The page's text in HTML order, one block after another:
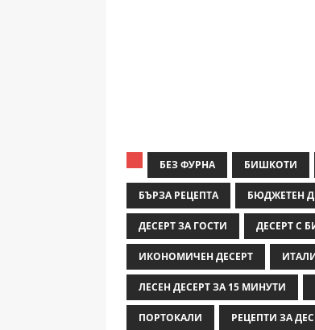
БЕЗ ФУРНА БИШКОТИ
БЪРЗА РЕЦЕПТА БЮДЖЕТЕН
ДЕСЕРТ ЗА ГОСТИ ДЕСЕРТ С
ИКОНОМИЧЕН ДЕСЕРТ
ЛЕСЕН ДЕСЕРТ ЗА 15 МИНУТИ
ПОРТОКАЛИ РЕЦЕПТИ ЗА